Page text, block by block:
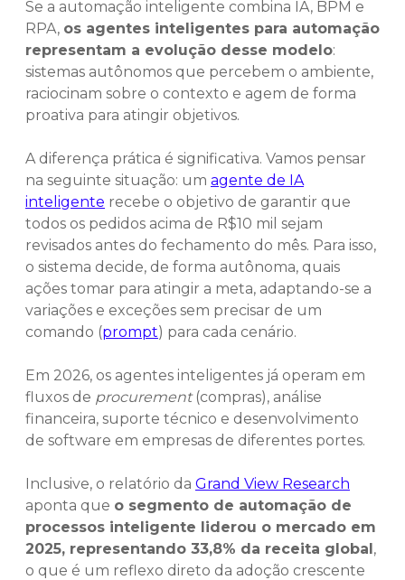
Se a automação inteligente combina IA, BPM e
RPA, os agentes inteligentes para automação
representam a evolução desse modelo:
sistemas autônomos que percebem o ambiente,
raciocinam sobre o contexto e agem de forma
proativa para atingir objetivos.
A diferença prática é significativa. Vamos pensar
na seguinte situação: um agente de IA
inteligente recebe o objetivo de garantir que
todos os pedidos acima de R$10 mil sejam
revisados antes do fechamento do mês. Para isso,
o sistema decide, de forma autônoma, quais
ações tomar para atingir a meta, adaptando-se a
variações e exceções sem precisar de um
comando (prompt) para cada cenário.
Em 2026, os agentes inteligentes já operam em
fluxos de procurement(compras), análise
financeira, suporte técnico e desenvolvimento
de software em empresas de diferentes portes.
Inclusive, o relatório da Grand View Research
aponta que o segmento de automação de
processos inteligente liderou o mercado em
2025, representando 33,8% da receita global,
o que é um reflexo direto da adoção crescente